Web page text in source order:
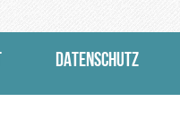
DATENSCHUTZ